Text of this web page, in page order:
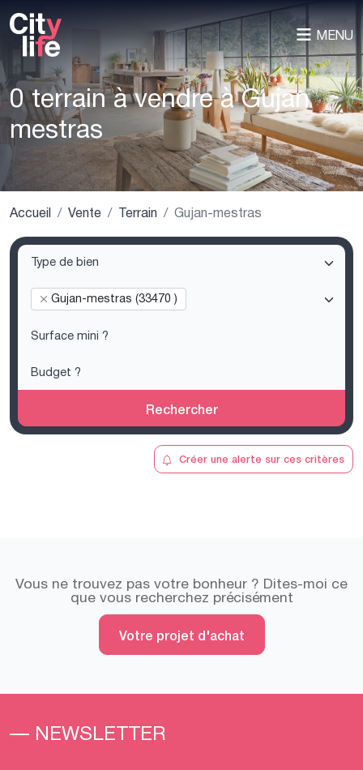
MENU
0 terrain à vendre à Gujan
mestras
Accueil Vente Terrain Gujan-mestras
Gujan-mestras (33470 )
Rechercher
Créer une alerte sur ces critères
Vous ne trouvez pas votre bonheur ? Dites-moi ce
que vous recherchez précisément
Votre projet d'achat
— NEWSLETTER